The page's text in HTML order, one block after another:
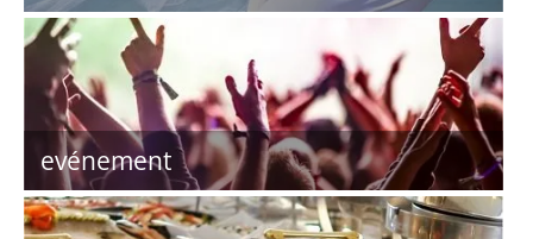
evénement